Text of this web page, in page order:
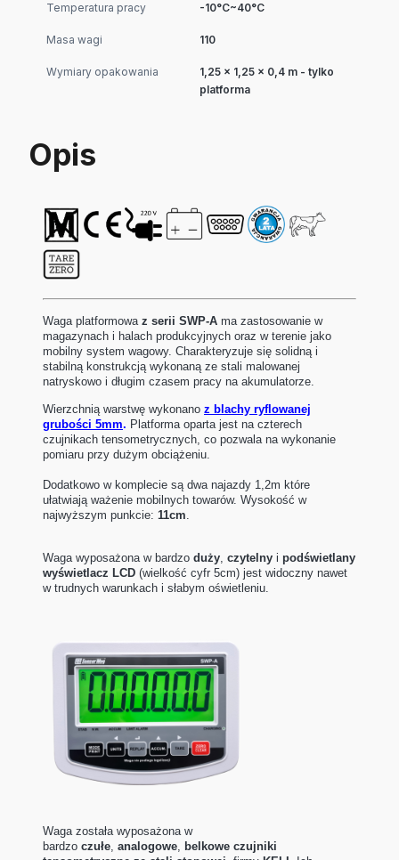
Temperatura pracy -10°C~40°C
Masa wagi 110
Wymiary opakowania
1,25 x 1,25 x 0,4 m - tylko
platforma
Opis
Waga platformowaz serii SWP-A ma zastosowanie w
magazynach i halach produkcyjnych oraz w terenie jako
mobilny system wagowy. Charakteryzuje się solidną i
stabilną konstrukcją wykonaną ze stali malowanej
natryskowo i długim czasem pracy na akumulatorze.
Wierzchnią warstwę wykonano z blachy ryflowanej
grubości 5mm. Platforma oparta jest na czterech
czujnikach tensometrycznych, co pozwala na wykonanie
pomiaru przy dużym obciążeniu.
Dodatkowo w komplecie są dwa najazdy 1,2m które
ułatwiają ważenie mobilnych towarów. Wysokość w
najwyższym punkcie: 11cm.
Waga wyposażona w bardzo duży czytelny i podświetlany
wyświetlacz LCD (wielkość cyfr 5cm) jest widoczny nawet
w trudnych warunkach i słabym oświetleniu.
Waga została wyposażona w
bardzo czułe analogowe belkowe czujniki